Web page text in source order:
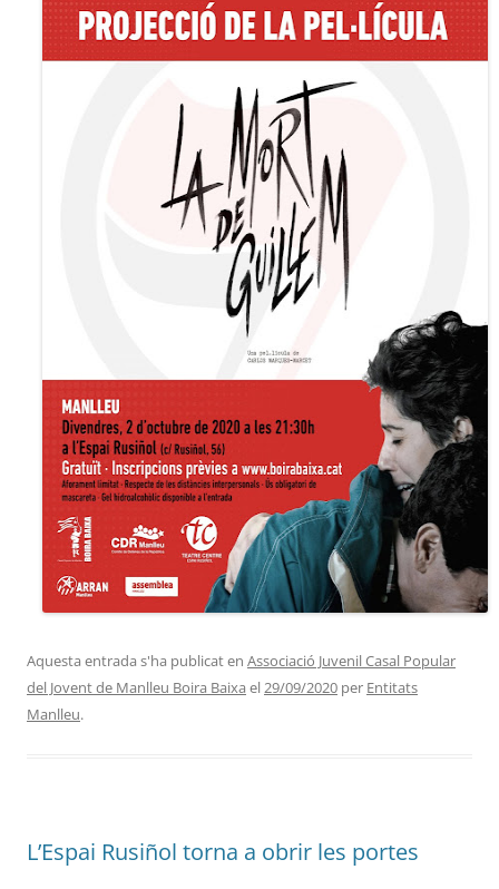
Aquesta entrada s'ha publicat en Associació Juvenil Casal Popular
del Jovent de Manlleu Boira Baixa el29/09/2020 per Entitats
Manlleu.
L’Espai Rusiñol torna a obrir les portes